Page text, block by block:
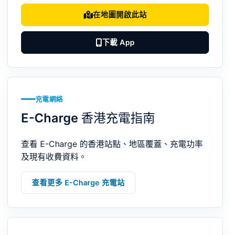
在地圖開啟此站
下載 App
充電網絡
E-Charge 香港充電指南
查看 E-Charge 的香港站點、地區覆蓋、充電功率
及現有收費資料。
查看更多 E-Charge 充電站